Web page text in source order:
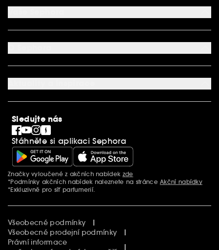
Podmínky Nabídek
Kontaktujte nás
Mapa stránky
Můj účet
Aplikace SEPHORA
Nastavení souborů cookie
O společnosti Sephora
Kariéra
SEPHORiA
Blog Sephora
Singles´ Day
Black Friday
Cyber Monday
Vánoce
Sledujte nás
Stáhněte si aplikaci Sephora
Další informace
Značky vyloučené z akčních nabídek zde
*Podmínky akčních nabídek naleznete na stránceAkční nabídky
*Exkluzivně pro síť parfumerií.
Všeobecné podmínky
Všeobecné prodejní podmínky
Právní informace